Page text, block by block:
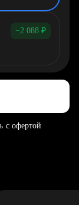
−2 088 ₽
с офертой